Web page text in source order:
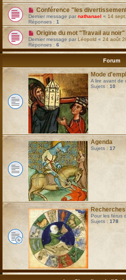
Conférence "les
Dernier message parnathanael « 14
Réponses : 1
Origine du mot "Travail au noir"
Dernier message par Léopold « 24 août
Réponses : 6
Forum
Mode
A lire avant de
Sujets : 10
Agenda
Sujets : 17
Pour les férus
Sujets : 178